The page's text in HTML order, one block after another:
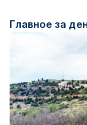
Главное за